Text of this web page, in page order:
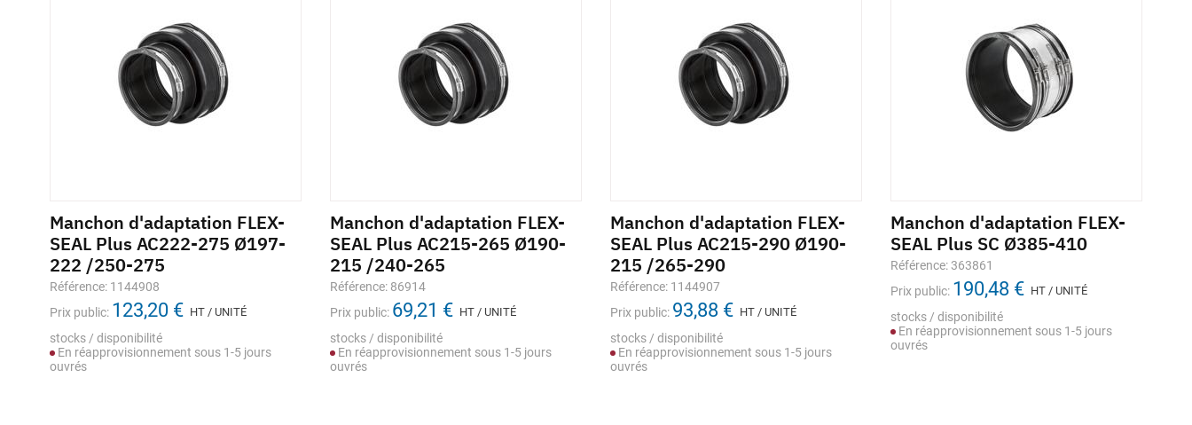
Manchon d'adaptation FLEX-
SEAL Plus AC222-275 Ø197-
222 /250-275
Référence: 1144908
Prix public: 123,20 € HT / UNITÉ
stocks / disponibilité
En réapprovisionnement sous 1-5 jours
ouvrés
Manchon d'adaptation FLEX-
SEAL Plus AC215-265 Ø190-
215 /240-265
Référence: 86914
Prix public: 69,21 € HT / UNITÉ
stocks / disponibilité
En réapprovisionnement sous 1-5 jours
ouvrés
Manchon d'adaptation FLEX-
SEAL Plus AC215-290 Ø190-
215 /265-290
Référence: 1144907
Prix public: 93,88 € HT / UNITÉ
stocks / disponibilité
En réapprovisionnement sous 1-5 jours
ouvrés
Manchon d'adaptation FLEX-
SEAL Plus SC Ø385-410
Référence: 363861
Prix public: 190,48 € HT / UNITÉ
stocks / disponibilité
En réapprovisionnement sous 1-5 jours
ouvrés